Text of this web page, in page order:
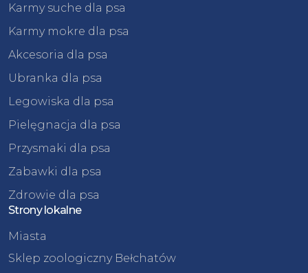
Karmy suche dla psa
Karmy mokre dla psa
Akcesoria dla psa
Ubranka dla psa
Legowiska dla psa
Pielęgnacja dla psa
Przysmaki dla psa
Zabawki dla psa
Zdrowie dla psa
Strony lokalne
Miasta
Sklep zoologiczny Bełchatów